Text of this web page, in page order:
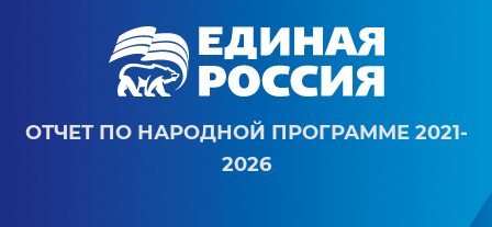
ОТЧЕТ ПО НАРОДНОЙ ПРОГРАММЕ 2021-
2026